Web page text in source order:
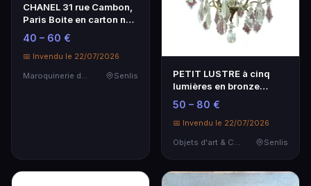
CHANEL 31 rue Cambon,
Paris Boite en carton noir
et blanc ou…
40 – 60 €
📅 Invendu le 22/07/2026
Senlis
PETIT LUSTRE à cinq
lumières en bronze
agrémenté de
pendeloq…
50 – 80 €
📅 Invendu le 22/07/2026
Objets d'art & Curiosités
Senlis